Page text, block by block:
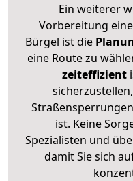
Ein weiterer
Vorbereitung
Bürgel ist die
eine Route zu
zeiteffizient
ist. Keine
Spezialisten und
damit Sie sich